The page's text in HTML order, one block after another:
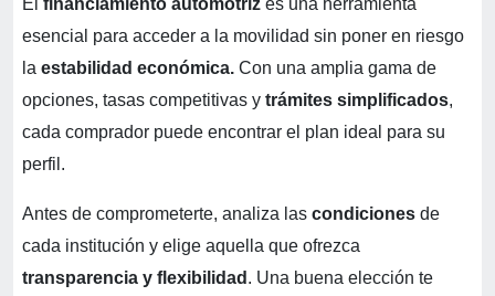
El financiamiento automotriz es una herramienta
esencial para acceder a la movilidad sin poner en riesgo
la estabilidad económica. Con una amplia gama de
opciones, tasas competitivas y trámites simplificados,
cada comprador puede encontrar el plan ideal para su
perfil.
Antes de comprometerte, analiza las condiciones de
cada institución y elige aquella que ofrezca
transparencia y flexibilidad . Una buena elección te